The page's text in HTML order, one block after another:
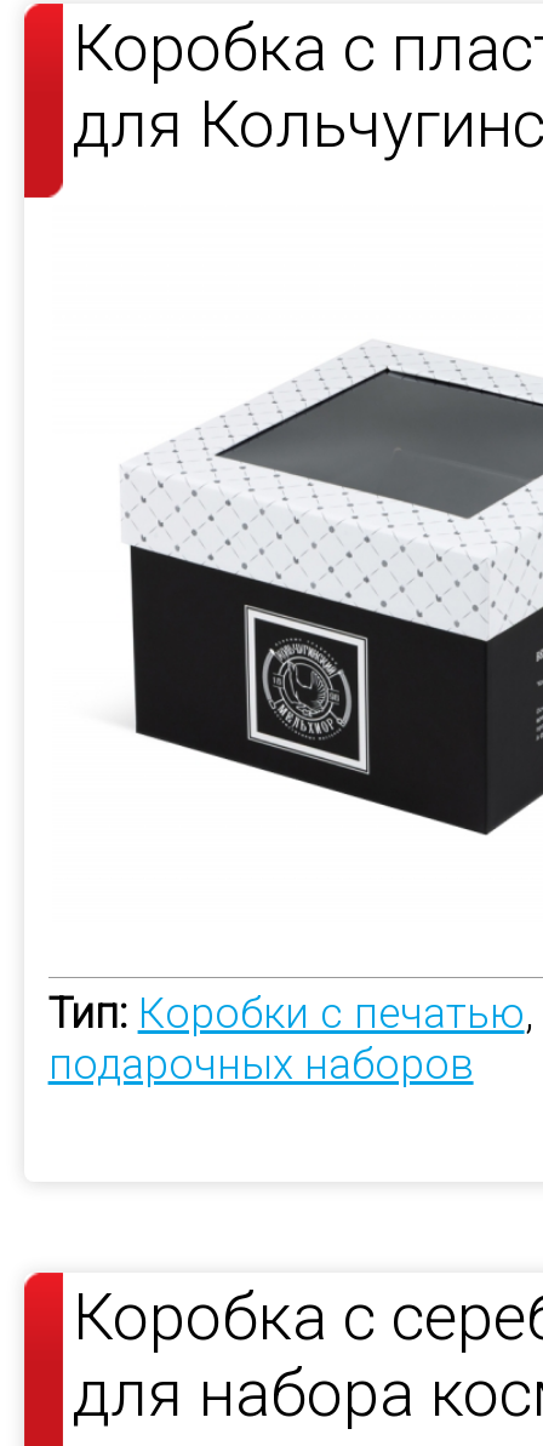
Коробка с
для
Тип: Коробки с печатью,
подарочных наборов
Коробка с
для набора